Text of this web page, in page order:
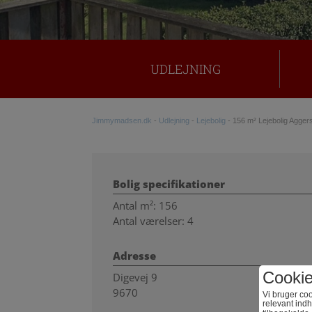
UDLEJNING
Jimmymadsen.dk - Udlejning - Lejebolig - 156 m² Lejebolig
Bolig specifikationer
Antal m²: 156
Antal værelser: 4
Adresse
Digevej 9
9670
Vi bruger
relevant